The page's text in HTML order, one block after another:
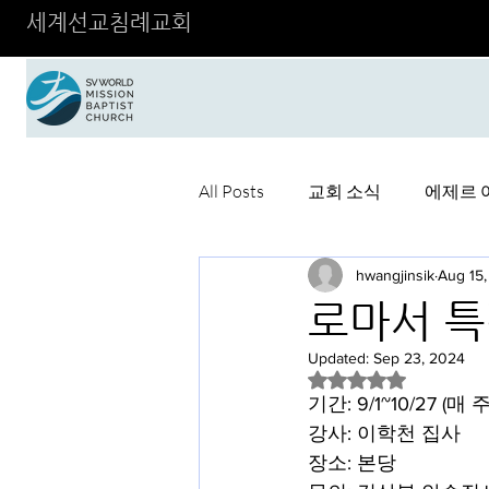
세계선교침례교회
All Posts 교회 소식 에제르
로마서
hwangjinsikAug
Updated: Sep 23, 2024
Rated NaN out of 5
기간: 9/1~10/27 (매
강사: 이학천 집사
장소: 본당